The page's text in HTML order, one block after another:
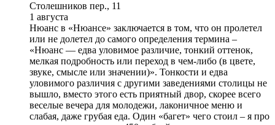
Столешников пер., 11
1 августа
Нюанс в «Нюансе» заключается в том, что он пролетел
или не долетел до самого определения термина –
«Нюанс — едва уловимое различие, тонкий оттенок,
мелкая подробность или переход в чем-либо (в цвете,
звуке, смысле или значении)». Тонкости и едва
уловимого различия с другими заведениями столицы не
вышло, вместо этого есть приятный двор, скорее всего
веселые вечера для молодежи, лаконичное меню и
слабая, даже грубая еда. Один «багет» чего стоил – я про